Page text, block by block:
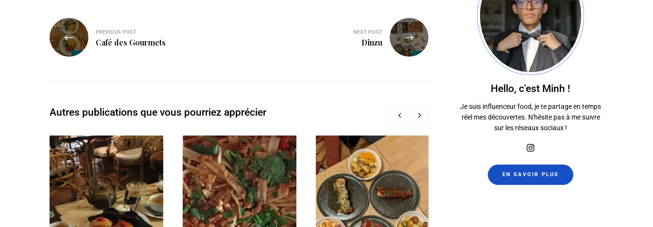
PREVIOUS POST
Café des Gourmets
NEXT POST
Dinzu
Autres publications que vous pourriez apprécier
Hello, c'est Minh !
Je suis influenceur food, je te partage en temps
réel mes découvertes. N'hésite pas à me suivre
sur les réseaux sociaux !
EN SAVOIR PLUS